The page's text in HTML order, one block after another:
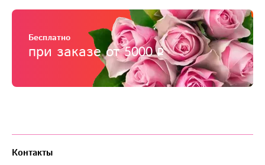
Бесплатно
при заказе от 5000
Контакты